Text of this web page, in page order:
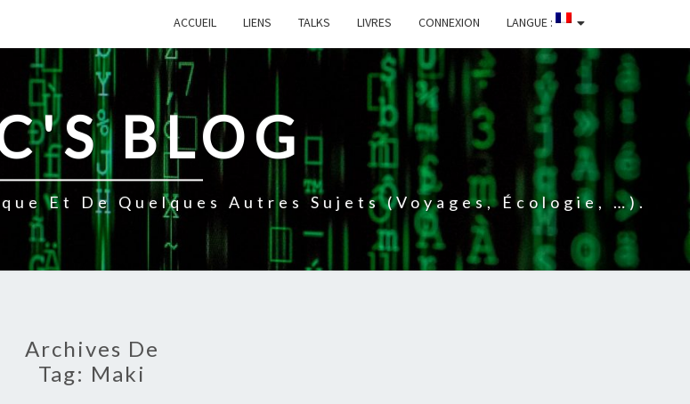
ACCUEIL LIENS TALKS LIVRES CONNEXION LANGUE :
BLOG
Et De Quelques Autres Sujets (voyages, Écologie, …).
Archives De
Tag: Maki